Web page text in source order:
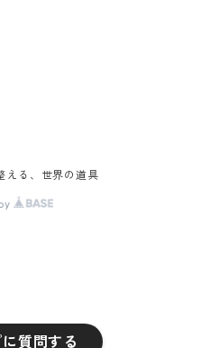
質問する
る、世界の道具